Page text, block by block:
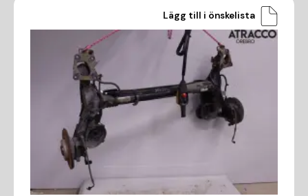
Lägg till i önskelista